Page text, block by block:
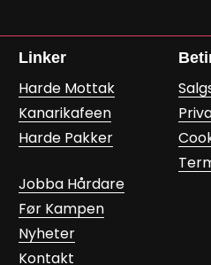
Linker
Harde Mottak
Kanarikafeen
Harde Pakker
Jobba Hårdare
Før Kampen
Nyheter
Kontakt